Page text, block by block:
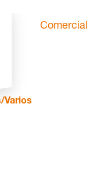
Comercial
Varios